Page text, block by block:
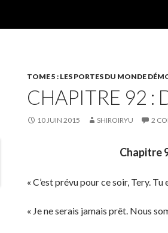
TOME 5 : LES PORTES DU MONDE
CHAPITRE 92 :
10 JUIN 2015 SHIROIRYU 2
Chapitre
« C’est prévu pour ce soir, Tery. Tu
« Je ne serais jamais prêt. Nous